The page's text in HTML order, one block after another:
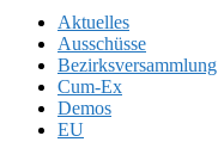
Aktuelles
Ausschüsse
Bezirksversammlung
Cum-Ex
Demos
EU